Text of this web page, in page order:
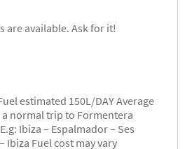
are available. Ask for it!
estimated 150L/DAY Average
normal trip to Formentera
Ibiza – Espalmador – Ses
Ibiza Fuel cost may vary